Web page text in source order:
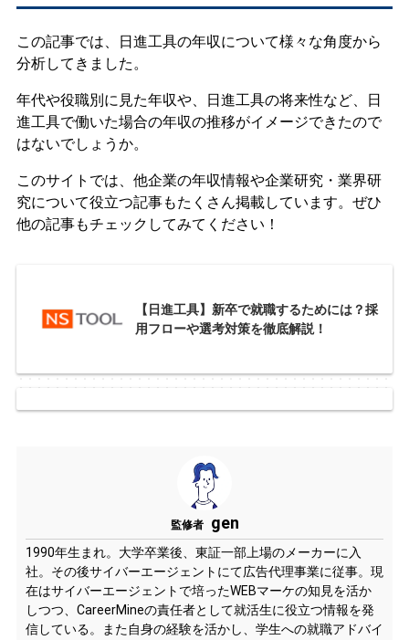
この記事では、日進工具の年収について様々な角度から
分析してきました。
年代や役職別に見た年収や、日進工具の将来性など、日
進工具で働いた場合の年収の推移がイメージできたので
はないでしょうか。
このサイトでは、他企業の年収情報や企業研究・業界研
究について役立つ記事もたくさん掲載しています。ぜひ
他の記事もチェックしてみてください！
【日進工具】新卒で就職するためには？採
用フローや選考対策を徹底解説！
監修者 gen
1990年生まれ。大学卒業後、東証一部上場のメーカーに入
社。その後サイバーエージェントにて広告代理事業に従事。現
在はサイバーエージェントで培ったWEBマーケの知見を活か
しつつ、CareerMineの責任者として就活生に役立つ情報を発
信している。また自身の経験を活かし、学生への就職アドバイ